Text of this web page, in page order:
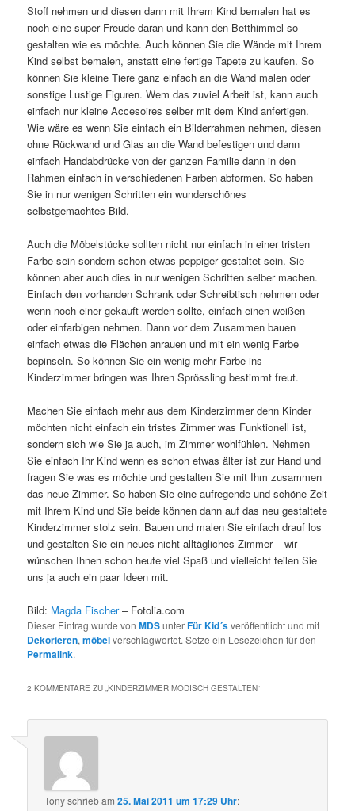
Stoff nehmen und diesen dann mit Ihrem Kind bemalen hat es
noch eine super Freude daran und kann den Betthimmel so
gestalten wie es möchte. Auch können Sie die Wände mit Ihrem
Kind selbst bemalen, anstatt eine fertige Tapete zu kaufen. So
können Sie kleine Tiere ganz einfach an die Wand malen oder
sonstige Lustige Figuren. Wem das zuviel Arbeit ist, kann auch
einfach nur kleine Accesoires selber mit dem Kind anfertigen.
Wie wäre es wenn Sie einfach ein Bilderrahmen nehmen, diesen
ohne Rückwand und Glas an die Wand befestigen und dann
einfach Handabdrücke von der ganzen Familie dann in den
Rahmen einfach in verschiedenen Farben abformen. So haben
Sie in nur wenigen Schritten ein wunderschönes
selbstgemachtes Bild.
Auch die Möbelstücke sollten nicht nur einfach in einer tristen
Farbe sein sondern schon etwas peppiger gestaltet sein. Sie
können aber auch dies in nur wenigen Schritten selber machen.
Einfach den vorhanden Schrank oder Schreibtisch nehmen oder
wenn noch einer gekauft werden sollte, einfach einen weißen
oder einfarbigen nehmen. Dann vor dem Zusammen bauen
einfach etwas die Flächen anrauen und mit ein wenig Farbe
bepinseln. So können Sie ein wenig mehr Farbe ins
Kinderzimmer bringen was Ihren Sprössling bestimmt freut.
Machen Sie einfach mehr aus dem Kinderzimmer denn Kinder
möchten nicht einfach ein tristes Zimmer was Funktionell ist,
sondern sich wie Sie ja auch, im Zimmer wohlfühlen. Nehmen
Sie einfach Ihr Kind wenn es schon etwas älter ist zur Hand und
fragen Sie was es möchte und gestalten Sie mit Ihm zusammen
das neue Zimmer. So haben Sie eine aufregende und schöne Zeit
mit Ihrem Kind und Sie beide können dann auf das neu gestaltete
Kinderzimmer stolz sein. Bauen und malen Sie einfach drauf los
und gestalten Sie ein neues nicht alltägliches Zimmer – wir
wünschen Ihnen schon heute viel Spaß und vielleicht teilen Sie
uns ja auch ein paar Ideen mit.
Bild: Magda Fischer– Fotolia.com
Dieser Eintrag wurde vonMDSunterFür Kid´sveröffentlicht und mit
Dekorieren,möbelverschlagwortet. Setze ein Lesezeichen für den
Permalink.
2 KOMMENTARE ZU „KINDERZIMMER MODISCH GESTALTEN“
Tonyschriebam25. Mai 2011 um 17:29 Uhr: